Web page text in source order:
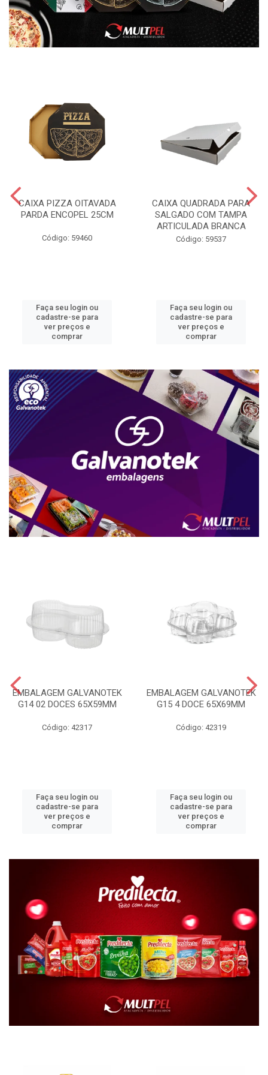
CAIXA PIZZA OITAVADA
PARDA ENCOPEL 25CM
Código: 59460
Faça seu login ou
cadastre-se para
ver preços e
comprar
CAIXA QUADRADA PARA
SALGADO COM TAMPA
ARTICULADA BRANCA
Código: 59537
Faça seu login ou
cadastre-se para
ver preços e
comprar
EMBALAGEM GALVANOTEK
G14 02 DOCES 65X59MM
Código: 42317
Faça seu login ou
cadastre-se para
ver preços e
comprar
EMBALAGEM GALVANOTEK
G15 4 DOCE 65X69MM
Código: 42319
Faça seu login ou
cadastre-se para
ver preços e
comprar